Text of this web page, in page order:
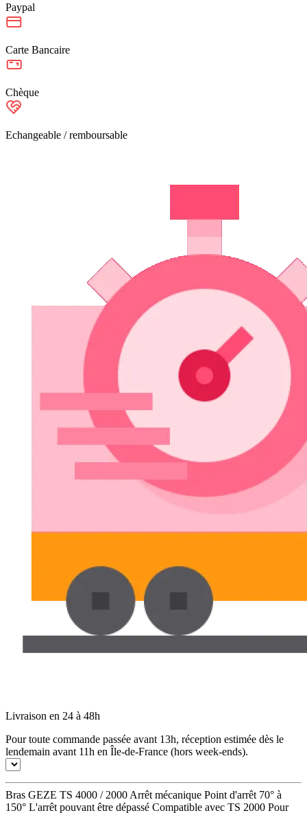
Paypal
Carte Bancaire
Chèque
Echangeable / remboursable
Livraison en 24 à 48h
Pour toute commande passée avant 13h, réception estimée dès le
lendemain avant 11h en Île-de-France (hors week-ends).
Bras GEZE TS 4000 / 2000 Arrêt mécanique Point d'arrêt 70° à
150° L'arrêt pouvant être dépassé Compatible avec TS 2000 Pour